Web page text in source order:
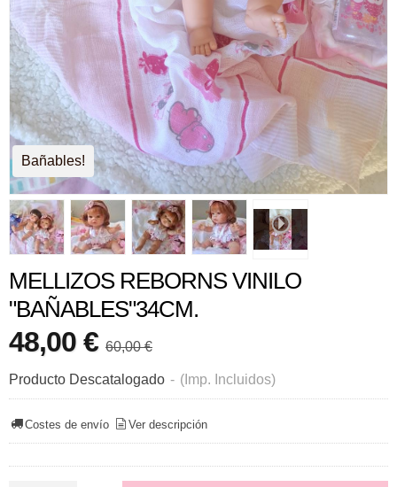
Bañables!
MELLIZOS REBORNS VINILO
"BAÑABLES"34CM.
48,00 € 60,00 €
Producto Descatalogado - (Imp. Incluidos)
Costes de envío Ver descripción